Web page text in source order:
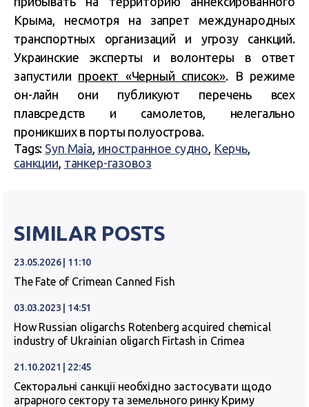
Крыма, несмотря на запрет международных
транспортных организаций и угрозу санкций.
Украинские эксперты и волонтеры в ответ
запустили проект «Черный список». В режиме
он-лайн они публикуют перечень всех
плавсредств и самолетов, нелегально
проникших в порты полуострова.
Tags: Syn Maia иностранное судно Керчь
санкции танкер-газовоз
SIMILAR POSTS
23.05.2026 | 11:10
The Fate of Crimean Canned Fish
03.03.2023 | 14:51
How Russian oligarchs Rotenberg acquired chemical
industry of Ukrainian oligarch Firtash in Crimea
21.10.2021 | 22:45
Секторальні санкції необхідно застосувати щодо
аграрного сектору та земельного ринку Криму